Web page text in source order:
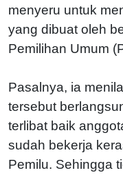
menyeru untuk
yang dibuat oleh
Pemilihan Umum
Pasalnya, ia
tersebut
terlibat baik
sudah bekerja
Pemilu. Sehingga